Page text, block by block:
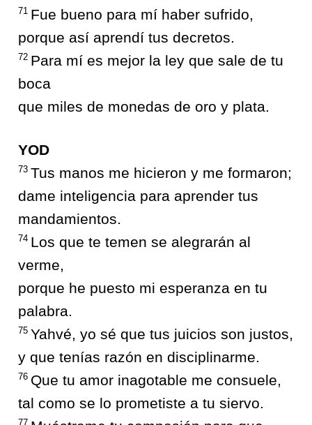
71 Fue bueno para mí haber sufrido,
porque así aprendí tus decretos.
72 Para mí es mejor la ley que sale de tu
boca
que miles de monedas de oro y plata.
YOD
73 Tus manos me hicieron y me formaron;
dame inteligencia para aprender tus
mandamientos.
74 Los que te temen se alegrarán al
verme,
porque he puesto mi esperanza en tu
palabra.
75 Yahvé, yo sé que tus juicios son justos,
y que tenías razón en disciplinarme.
76 Que tu amor inagotable me consuele,
tal como se lo prometiste a tu siervo.